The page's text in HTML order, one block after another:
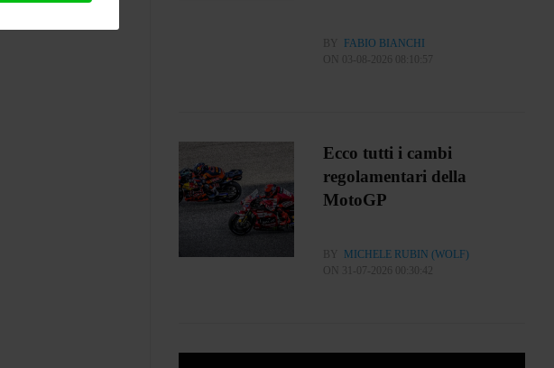
BY
FABIO BIANCHI
ON 03-08-2026 08:10:57
Ecco tutti i cambi
regolamentari della
MotoGP
BY
MICHELE RUBIN (WOLF)
ON 31-07-2026 00:30:42